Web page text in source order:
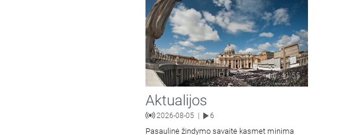
41:55
Aktualijos
2026-08-05 6
Pasaulinė žindymo savaitė kasmet minima